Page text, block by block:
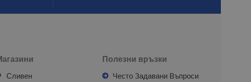
Сливен
Полезни връзки
Често Задавани Въпроси